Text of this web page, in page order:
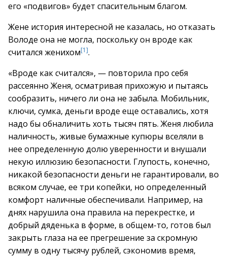
его «подвигов» будет спасительным благом.
Жене история интересной не казалась, но отказать
Володе она не могла, поскольку он вроде как
считался женихом[1].
«Вроде как считался», — повторила про себя
рассеянно Женя, осматривая прихожую и пытаясь
сообразить, ничего ли она не забыла. Мобильник,
ключи, сумка, деньги вроде еще оставались, хотя
надо бы обналичить хоть тысяч пять. Женя любила
наличность, живые бумажные купюры вселяли в
нее определенную долю уверенности и внушали
некую иллюзию безопасности. Глупость, конечно,
никакой безопасности деньги не гарантировали, во
всяком случае, ее три копейки, но определенный
комфорт наличные обеспечивали. Например, на
днях нарушила она правила на перекрестке, и
добрый дяденька в форме, в общем-то, готов был
закрыть глаза на ее прегрешение за скромную
сумму в одну тысячу рублей, сэкономив время,